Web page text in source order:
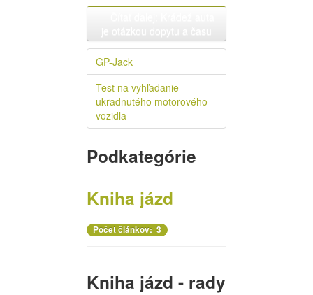
GP-Jack
Test na vyhľadanie
ukradnutého motorového
vozidla
Podkategórie
Kniha jázd
Počet článkov: 3
Kniha jázd - rady